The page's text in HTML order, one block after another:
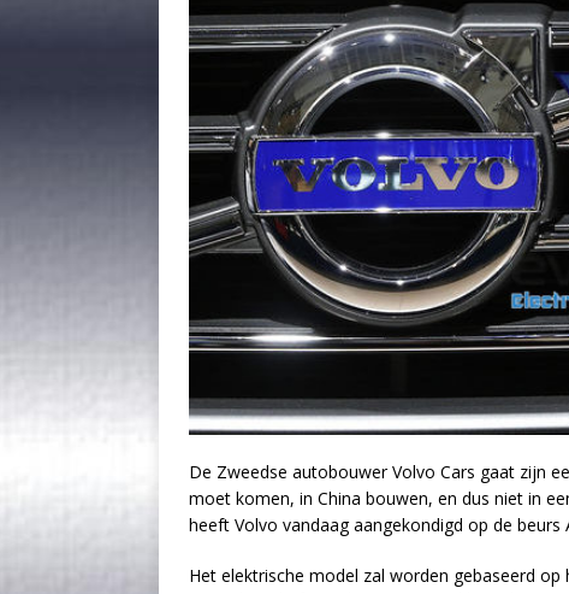
De Zweedse autobouwer Volvo Cars gaat zijn
moet komen, in China bouwen, en dus niet in
heeft Volvo vandaag aangekondigd op de beurs
Het elektrische model zal worden gebaseerd